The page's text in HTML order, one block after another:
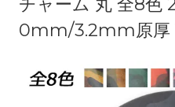
0mm/3.2mm原厚